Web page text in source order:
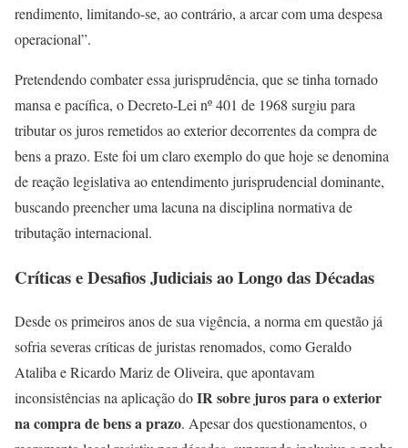
rendimento, limitando-se, ao contrário, a arcar com uma despesa
operacional”.
Pretendendo combater essa jurisprudência, que se tinha tornado
mansa e pacífica, o Decreto-Lei nº 401 de 1968 surgiu para
tributar os juros remetidos ao exterior decorrentes da compra de
bens a prazo. Este foi um claro exemplo do que hoje se denomina
de reação legislativa ao entendimento jurisprudencial dominante,
buscando preencher uma lacuna na disciplina normativa de
tributação internacional.
Críticas e Desafios Judiciais ao Longo das Décadas
Desde os primeiros anos de sua vigência, a norma em questão já
sofria severas críticas de juristas renomados, como Geraldo
Ataliba e Ricardo Mariz de Oliveira, que apontavam
inconsistências na aplicação doIR sobre juros para o exterior
na compra de bens a prazo. Apesar dos questionamentos, o